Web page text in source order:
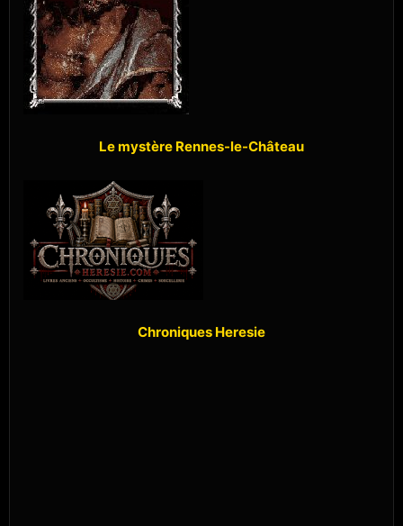
Le mystère Rennes-le-Château
Chroniques Heresie